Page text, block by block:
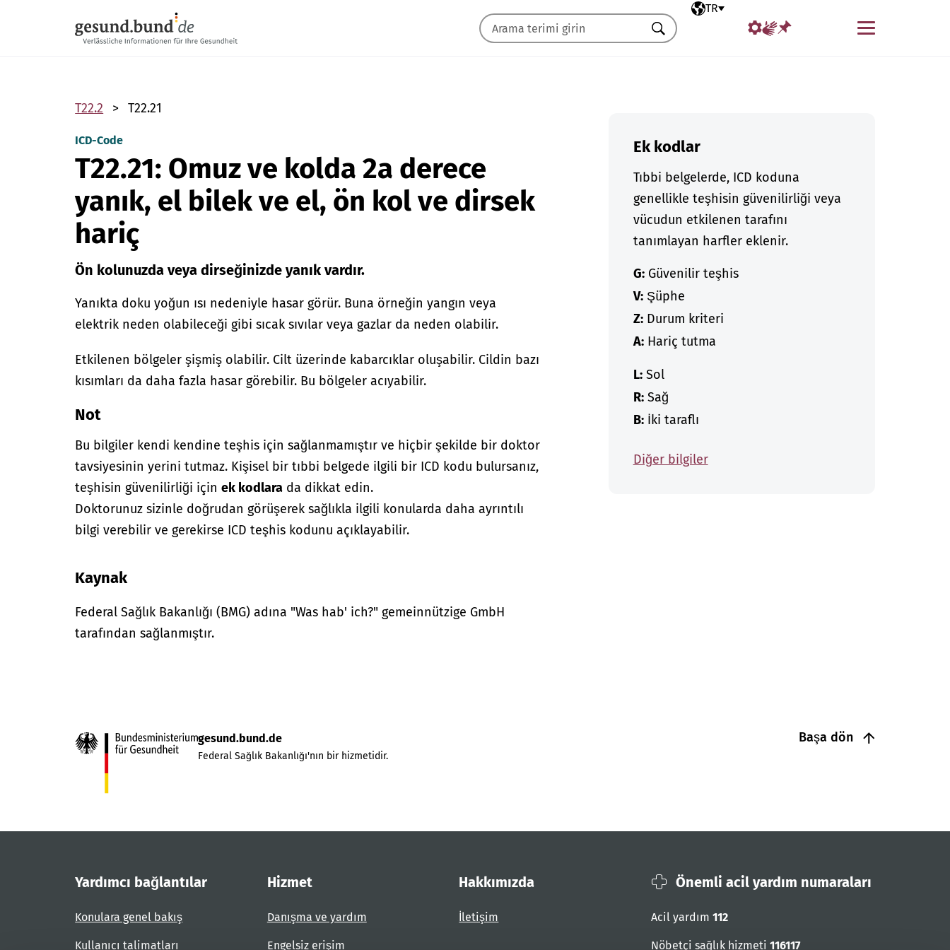
Seçili dil
TR
Menü
Ara
T22.2 T22.21
ICD-Code
T22.21: Omuz ve kolda 2a derece
yanık, el bilek ve el, ön kol ve dirsek
hariç
Ön kolunuzda veya dirseğinizde yanık vardır.
Yanıkta doku yoğun ısı nedeniyle hasar görür. Buna örneğin yangın veya
elektrik neden olabileceği gibi sıcak sıvılar veya gazlar da neden olabilir.
Etkilenen bölgeler şişmiş olabilir. Cilt üzerinde kabarcıklar oluşabilir. Cildin bazı
kısımları da daha fazla hasar görebilir. Bu bölgeler acıyabilir.
Not
Bu bilgiler kendi kendine teşhis için sağlanmamıştır ve hiçbir şekilde bir doktor
tavsiyesinin yerini tutmaz. Kişisel bir tıbbi belgede ilgili bir ICD kodu bulursanız,
teşhisin güvenilirliği içinek kodlara da dikkat edin.
Doktorunuz sizinle doğrudan görüşerek sağlıkla ilgili konularda daha ayrıntılı
bilgi verebilir ve gerekirse ICD teşhis kodunu açıklayabilir.
Kaynak
Federal Sağlık Bakanlığı (BMG) adına "Was hab' ich?" gemeinnützige GmbH
tarafından sağlanmıştır.
Ek kodlar
Tıbbi belgelerde, ICD koduna
genellikle teşhisin güvenilirliği veya
vücudun etkilenen tarafını
tanımlayan harfler eklenir.
G:Güvenilir teşhis
V:Şüphe
Z:Durum kriteri
A:Hariç tutma
L:Sol
R:Sağ
B:İki taraflı
Diğer bilgiler
Başa dön
gesund.bund.de
Federal Sağlık Bakanlığı'nın bir hizmetidir.
Yardımcı bağlantılar
Konulara genel bakış
Kullanıcı talimatları
Hizmet
Danışma ve yardım
Engelsiz erişim
Hakkımızda
İletişim
Önemli acil yardım numaraları
Acil yardım 112
Nöbetçi sağlık hizmeti 116117